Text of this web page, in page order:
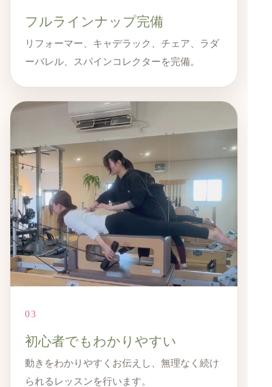
フルラインナップ完備
リフォーマー、キャデラック、チェア、ラダ
ーバレル、スパインコレクターを完備。
03
初心者でもわかりやすい
動きをわかりやすくお伝えし、無理なく続け
られるレッスンを行います。